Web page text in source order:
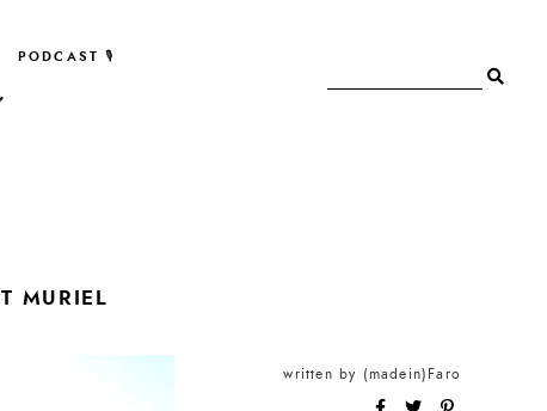
PODCAST 🎙
MURIEL
written by (madein)Faro